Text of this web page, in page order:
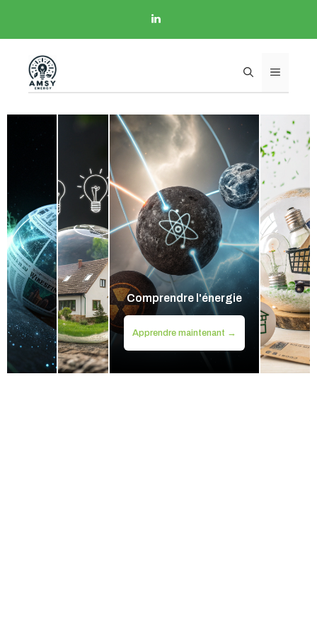
Comprendre l'énergie
Apprendre maintenant →